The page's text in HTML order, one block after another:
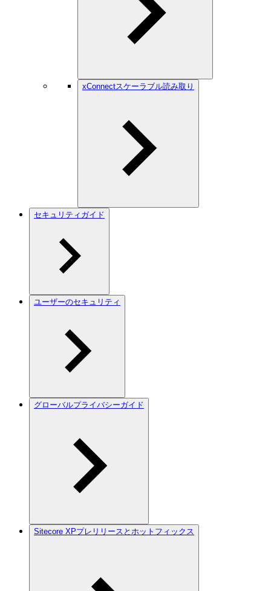
xConnectスケーラブル読み取り
セキュリティガイド
ユーザーのセキュリティ
グローバルプライバシーガイド
Sitecore XPプレリリースとホットフィックス